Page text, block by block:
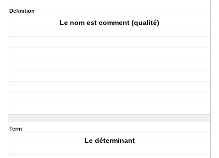
Definition
Le nom est comment (qualité)
Term
Le déterminant